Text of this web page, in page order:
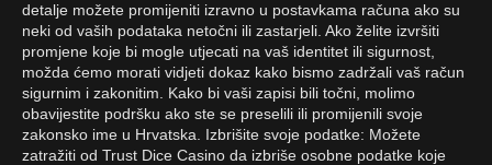
detalje možete promijeniti izravno u postavkama računa ako su
neki od vaših podataka netočni ili zastarjeli. Ako želite izvršiti
promjene koje bi mogle utjecati na vaš identitet ili sigurnost,
možda ćemo morati vidjeti dokaz kako bismo zadržali vaš račun
sigurnim i zakonitim. Kako bi vaši zapisi bili točni, molimo
obavijestite podršku ako ste se preselili ili promijenili svoje
zakonsko ime u Hrvatska. Izbrišite svoje podatke: Možete
zatražiti od Trust Dice Casino da izbriše osobne podatke koje